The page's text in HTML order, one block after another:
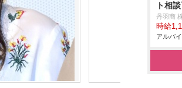
ト相
丹羽商
時給
アルバ